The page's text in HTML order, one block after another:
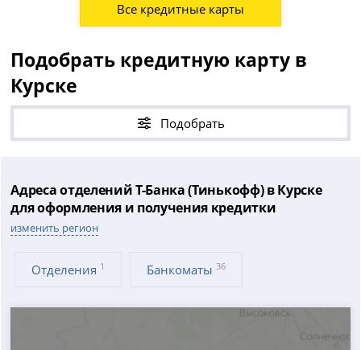
Все кредитные карты
Подобрать кредитную карту в
Курске
Подобрать
Адреса отделений Т-Банка (Тинькофф) в Курске
для оформления и получения кредитки
изменить регион
Отделения 1 Банкоматы36